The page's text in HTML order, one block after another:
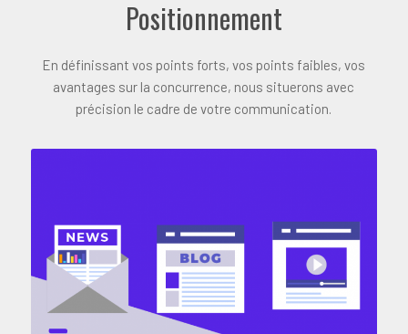
Positionnement
En définissant vos points forts, vos points faibles, vos
avantages sur la concurrence, nous situerons avec
précision le cadre de votre communication.